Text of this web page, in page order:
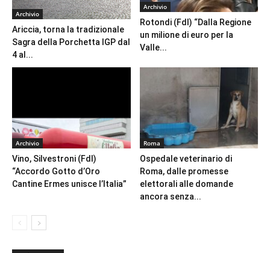
Archivio
Ariccia, torna la tradizionale
Sagra della Porchetta IGP dal
4 al...
Archivio
Rotondi (FdI) “Dalla Regione
un milione di euro per la
Valle...
Archivio
Vino, Silvestroni (FdI)
“Accordo Gotto d’Oro
Cantine Ermes unisce l’Italia”
Roma
Ospedale veterinario di
Roma, dalle promesse
elettorali alle domande
ancora senza...